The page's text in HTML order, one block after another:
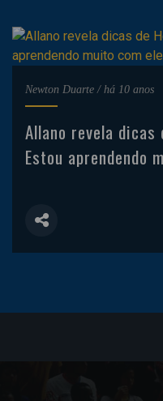
Newton Duarte / há 10 anos
Allano revela dicas
Estou aprendendo